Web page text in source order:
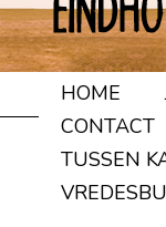
HOME
CONTACT
TUSSEN